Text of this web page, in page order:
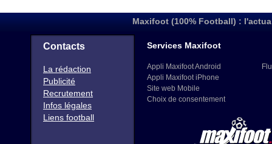
Maxifoot (100% Football) :
Contacts
La rédaction
Publicité
Recrutement
Infos légales
Liens football
Services Maxifoot
Appli Maxifoot Android
Appli Maxifoot iPhone
Site web Mobile
Choix de consentement